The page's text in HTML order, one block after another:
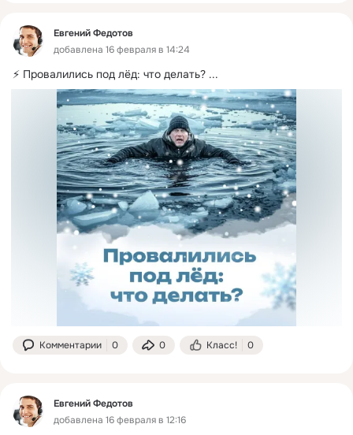
Евгений Федотов
добавлена 16 февраля в 14:24
⚡️ Провалились под лёд: что делать? ...
Комментарии 0 0 Класс! 0
Евгений Федотов
добавлена 16 февраля в 12:16